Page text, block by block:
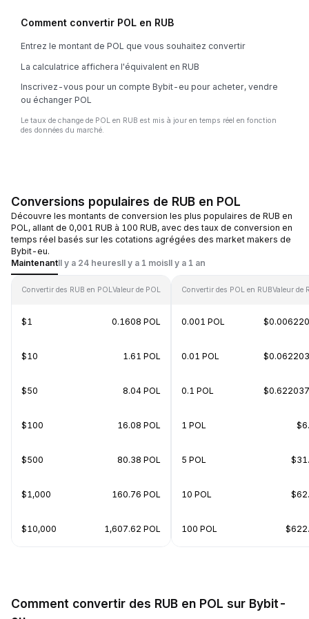
Comment convertir POL en RUB
Entrez le montant de POL que vous souhaitez convertir
La calculatrice affichera l'équivalent en RUB
Inscrivez-vous pour un compte Bybit-eu pour acheter, vendre
ou échanger POL
Le taux de change de POL en RUB est mis à jour en temps réel en fonction
des données du marché.
Conversions populaires de RUB en POL
Découvre les montants de conversion les plus populaires de RUB en
POL, allant de 0,001 RUB à 100 RUB, avec des taux de conversion en
temps réel basés sur les cotations agrégées des market makers de
Bybit-eu.
MaintenantIl y a 24 heuresIl y a 1 moisIl y a 1 an
Convertir des RUB en POLValeur de POL
$1 0.1608 POL
$10 1.61 POL
$50 8.04 POL
$100 16.08 POL
$500 80.38 POL
$1,000 160.76 POL
$10,000 1,607.62 POL
Convertir des POL en RUBValeur de
0.001 POL
0.01 POL
0.1 POL
1 POL
5 POL
10 POL
100 POL
Comment convertir des RUB en POL sur Bybit-